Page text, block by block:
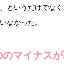
というだけでなく
なかった。
マイナス